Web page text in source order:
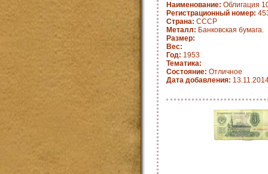
Наименование: Облигация
Регистрационный номер:
Страна: СССР
Металл: Банковская бумага.
Размер:
Вес:
Год: 1953
Тематика:
Состояние: Отличное
Дата добавления: